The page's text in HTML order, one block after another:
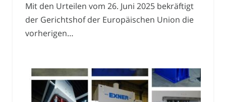
Mit den Urteilen vom 26. Juni 2025 bekräftigt
der Gerichtshof der Europäischen Union die
vorherigen…